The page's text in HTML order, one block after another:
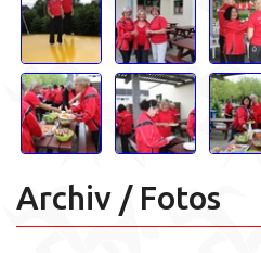
Archiv / Fotos